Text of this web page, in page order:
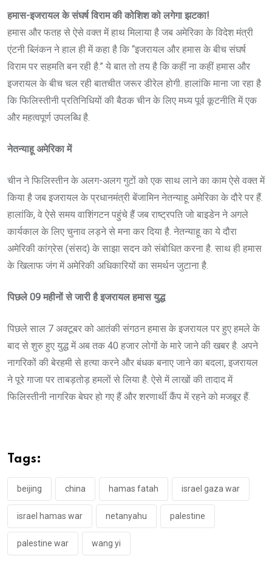
हमास-इजरायल के संघर्ष विराम की कोशिश को लगेगा झटका!
हमास और फतह से ऐसे वक्त में हाथ मिलाया है जब अमेरिका के विदेश मंत्री
एंटनी ब्लिंकन ने हाल ही में कहा है कि “इजरायल और हमास के बीच संघर्ष
विराम पर सहमति बन रही है.” ये बात तो तय है कि कहीं ना कहीं हमास और
इजरायल के बीच चल रही बातचीत जरूर डीरेल होगी. हालांकि माना जा रहा है
कि फिलिस्तीनी प्रतिनिधियों की बैठक चीन के लिए मध्य पूर्व कूटनीति में एक
और महत्वपूर्ण उपलब्धि है.
नेतन्याहू अमेरिका में
चीन ने फिलिस्तीन के अलग-अलग गुटों को एक साथ लाने का काम ऐसे वक्त में
किया है जब इजरायल के प्रधानमंत्री बेंजामिन नेतन्याहू अमेरिका के दौरे पर हैं.
हालांकि, वे ऐसे समय वाशिंगटन पहुंचे हैं जब राष्ट्रपति जो बाइडेन ने अगले
कार्यकाल के लिए चुनाव लड़ने से मना कर दिया है. नेतन्याहू का ये दौरा
अमेरिकी कांग्रेस (संसद) के साझा सदन को संबोधित करना है. साथ ही हमास
के खिलाफ जंग में अमेरिकी अधिकारियों का समर्थन जुटाना है.
पिछले 09 महीनों से जारी है इजरायल हमास युद्ध
पिछले साल 7 अक्टूबर को आतंकी संगठन हमास के इजरायल पर हुए हमले के
बाद से शुरु हुए युद्ध में अब तक 40 हजार लोगों के मारे जाने की खबर है. अपने
नागरिकों की बेरहमी से हत्या करने और बंधक बनाए जाने का बदला, इजरायल
ने पूरे गाजा पर ताबड़तोड़ हमलों से लिया है. ऐसे में लाखों की तादाद में
फिलिस्तीनी नागरिक बेघर हो गए हैं और शरणार्थी कैंप में रहने को मजबूर हैं.
Tags:
beijing china hamas fatah israel gaza war
israel hamas war netanyahu palestine
palestine war wang yi